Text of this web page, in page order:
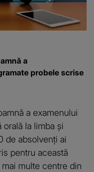
a
probele scrise
a examenului
orală la limba și
de absolvenți ai
pentru această
multe centre din